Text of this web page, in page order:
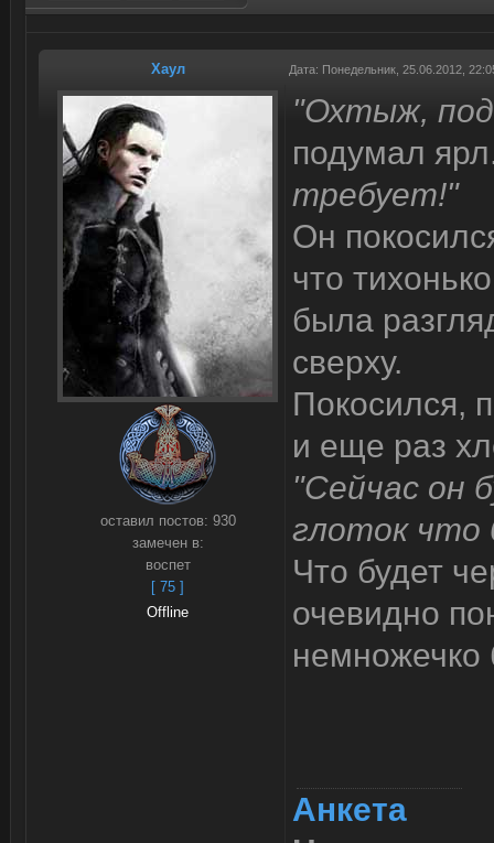
Хаул Дата: Понедельник, 25.06.2012,
оставил постов: 930
замечен в:
воспет
[ 75 ]
Offline
"Охтыж,
подумал
требует!"
Он
что
была
сверху.
Покосился,
и еще раз
"Сейчас он
глоток что
Что будет
очевидно
немножечко
Анкета